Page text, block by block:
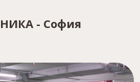
- София